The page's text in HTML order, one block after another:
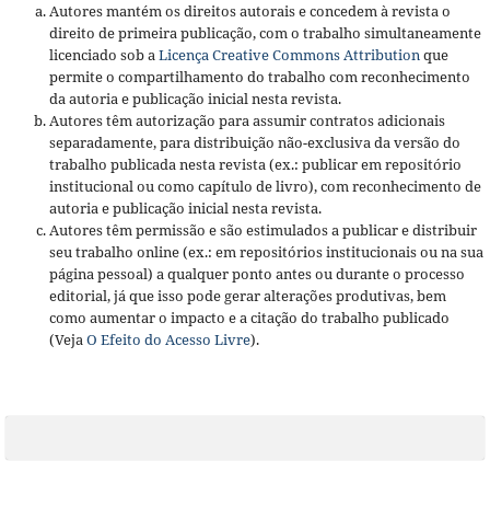
Autores mantém os direitos autorais e concedem à revista o
direito de primeira publicação, com o trabalho simultaneamente
licenciado sob aLicença Creative Commons Attributionque
permite o compartilhamento do trabalho com reconhecimento
da autoria e publicação inicial nesta revista.
Autores têm autorização para assumir contratos adicionais
separadamente, para distribuição não-exclusiva da versão do
trabalho publicada nesta revista (ex.: publicar em repositório
institucional ou como capítulo de livro), com reconhecimento de
autoria e publicação inicial nesta revista.
Autores têm permissão e são estimulados a publicar e distribuir
seu trabalho online (ex.: em repositórios institucionais ou na sua
página pessoal) a qualquer ponto antes ou durante o processo
editorial, já que isso pode gerar alterações produtivas, bem
como aumentar o impacto e a citação do trabalho publicado
(VejaO Efeito do Acesso Livre).